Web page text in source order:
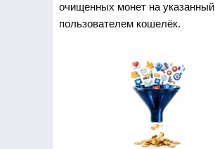
очищенных монет на указанный
пользователем кошелёк.